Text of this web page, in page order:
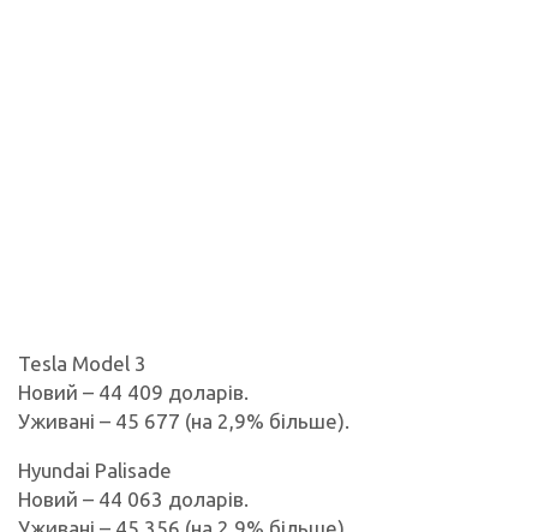
Tesla Model 3
Новий – 44 409 доларів.
Уживані – 45 677 (на 2,9% більше).
Hyundai Palisade
Новий – 44 063 доларів.